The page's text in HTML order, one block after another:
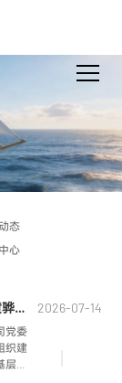
态
心
星级项目党支部建设风采展丨福建分公司河北黄骅项目党支部：党建领航促发展 笃行实干开新局 2026-07-14
党委
织建
党